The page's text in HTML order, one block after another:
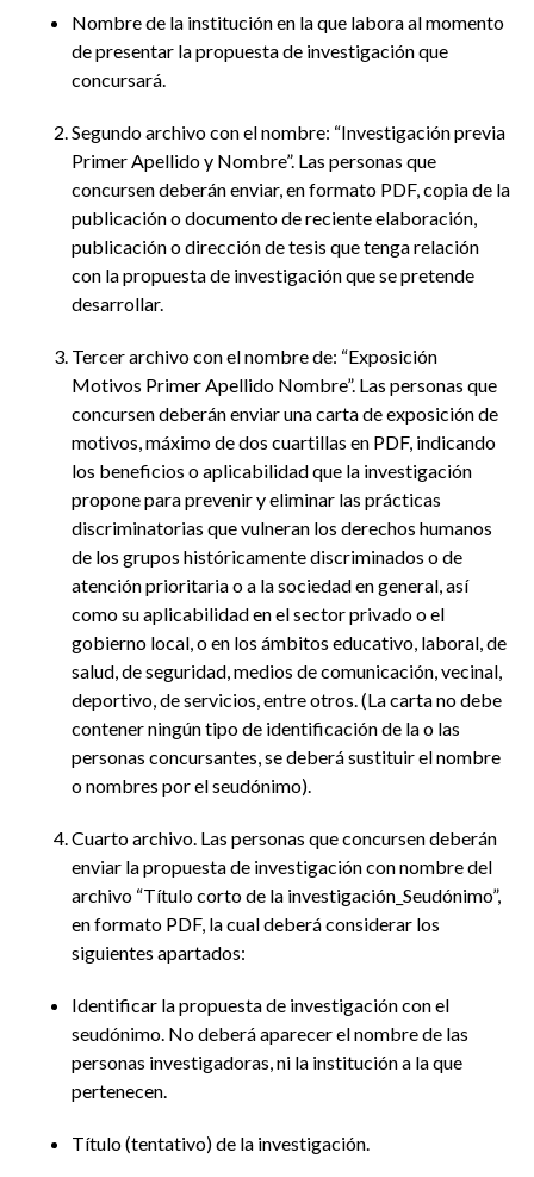
Nombre de la institución en la que labora al momento
de presentar la propuesta de investigación que
concursará.
Segundo archivo con el nombre: “Investigación previa
Primer Apellido y Nombre”. Las personas que
concursen deberán enviar, en formato PDF, copia de la
publicación o documento de reciente elaboración,
publicación o dirección de tesis que tenga relación
con la propuesta de investigación que se pretende
desarrollar.
Tercer archivo con el nombre de: “Exposición
Motivos Primer Apellido Nombre”. Las personas que
concursen deberán enviar una carta de exposición de
motivos, máximo de dos cuartillas en PDF, indicando
los beneficios o aplicabilidad que la investigación
propone para prevenir y eliminar las prácticas
discriminatorias que vulneran los derechos humanos
de los grupos históricamente discriminados o de
atención prioritaria o a la sociedad en general, así
como su aplicabilidad en el sector privado o el
gobierno local, o en los ámbitos educativo, laboral, de
salud, de seguridad, medios de comunicación, vecinal,
deportivo, de servicios, entre otros. (La carta no debe
contener ningún tipo de identificación de la o las
personas concursantes, se deberá sustituir el nombre
o nombres por el seudónimo).
Cuarto archivo. Las personas que concursen deberán
enviar la propuesta de investigación con nombre del
archivo “Título corto de la investigación_Seudónimo”,
en formato PDF, la cual deberá considerar los
siguientes apartados:
Identificar la propuesta de investigación con el
seudónimo. No deberá aparecer el nombre de las
personas investigadoras, ni la institución a la que
pertenecen.
Título (tentativo) de la investigación.